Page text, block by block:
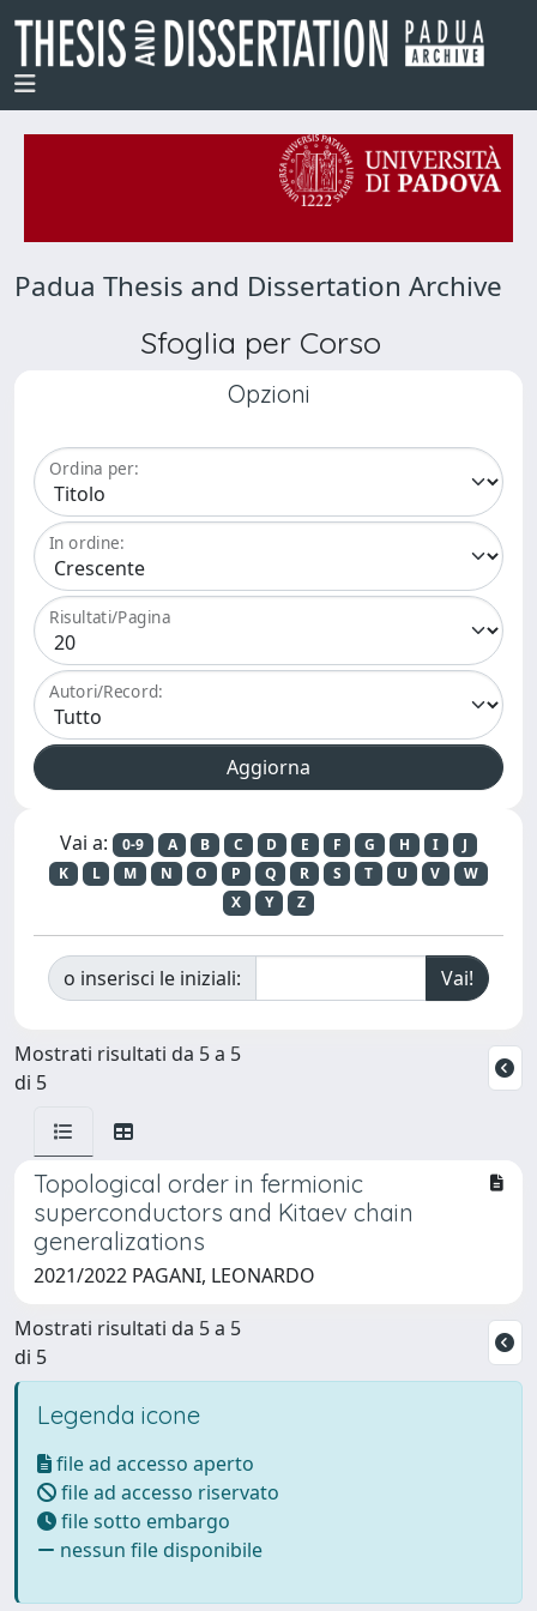
Padua Thesis and Dissertation Archive
Sfoglia per Corso
Opzioni
Ordina per:
In ordine:
Risultati/Pagina
Autori/Record:
Vai a: 0-9 A B C D E F G H I
J
K
L M N O P Q R S T U V
W
X
Y Z
o inserisci le iniziali:
Mostrati risultati da 5 a 5
di 5
Topological order in fermionic
superconductors and Kitaev chain
generalizations
2021/2022 PAGANI, LEONARDO
Mostrati risultati da 5 a 5
di 5
Legenda icone
file ad accesso aperto
file ad accesso riservato
file sotto embargo
nessun file disponibile